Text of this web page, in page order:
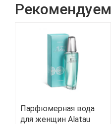
Рекомендуем
Парфюмерная вода
для женщин Alatau